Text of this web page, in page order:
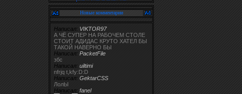
Новые комментарии
Написал: VIKTOR97
А ЧЁ СУПЕР НА РАБОЧЕМ СТОЛЕ
СТОИТ АДИДАС КРУТО ХАТЕЛ БЫ
ТАКОЙ НАВЕРНО БЫ
Написал: PacketFile
збс
Написал: uiltimi
nfrjq t,kfy:D:D
Написал: GektarCSS
ЛолЫ
Написал: fanel